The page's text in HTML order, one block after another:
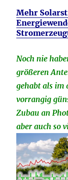
Mehr
Noch nie
größeren
gehabt als im
vorrangig
Zubau an
aber auch so